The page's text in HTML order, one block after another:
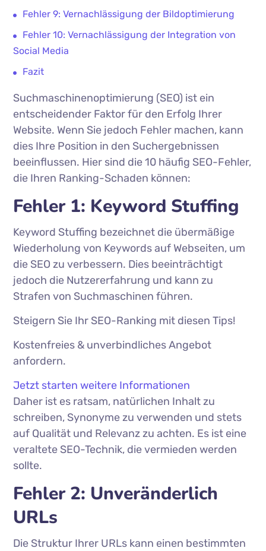
Fehler 9: Vernachlässigung der Bildoptimierung
Fehler 10: Vernachlässigung der Integration von
Social Media
Fazit
Suchmaschinenoptimierung (SEO) ist ein
entscheidender Faktor für den Erfolg Ihrer
Website. Wenn Sie jedoch Fehler machen, kann
dies Ihre Position in den Suchergebnissen
beeinflussen. Hier sind die 10 häufig SEO-Fehler,
die Ihren Ranking-Schaden können:
Fehler 1: Keyword Stuffing
Keyword Stuffing bezeichnet die übermäßige
Wiederholung von Keywords auf Webseiten, um
die SEO zu verbessern. Dies beeinträchtigt
jedoch die Nutzererfahrung und kann zu
Strafen von Suchmaschinen führen.
Steigern Sie Ihr SEO-Ranking mit diesen Tips!
Kostenfreies & unverbindliches Angebot
anfordern.
Jetzt starten weitere Informationen
Daher ist es ratsam, natürlichen Inhalt zu
schreiben, Synonyme zu verwenden und stets
auf Qualität und Relevanz zu achten. Es ist eine
veraltete SEO-Technik, die vermieden werden
sollte.
Fehler 2: Unveränderlich
URLs
Die Struktur Ihrer URLs kann einen bestimmten